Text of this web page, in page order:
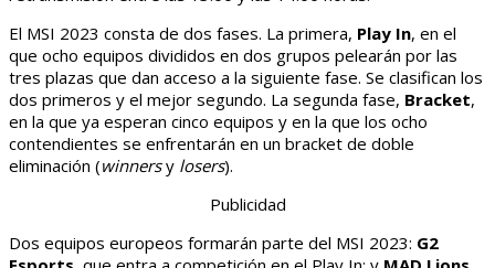
El MSI 2023 consta de dos fases. La primera, Play In, en el
que ocho equipos divididos en dos grupos pelearán por las
tres plazas que dan acceso a la siguiente fase. Se clasifican los
dos primeros y el mejor segundo. La segunda fase, Bracket,
en la que ya esperan cinco equipos y en la que los ocho
contendientes se enfrentarán en un bracket de doble
eliminación (winnersy losers).
Publicidad
Dos equipos europeos formarán parte del MSI 2023: G2